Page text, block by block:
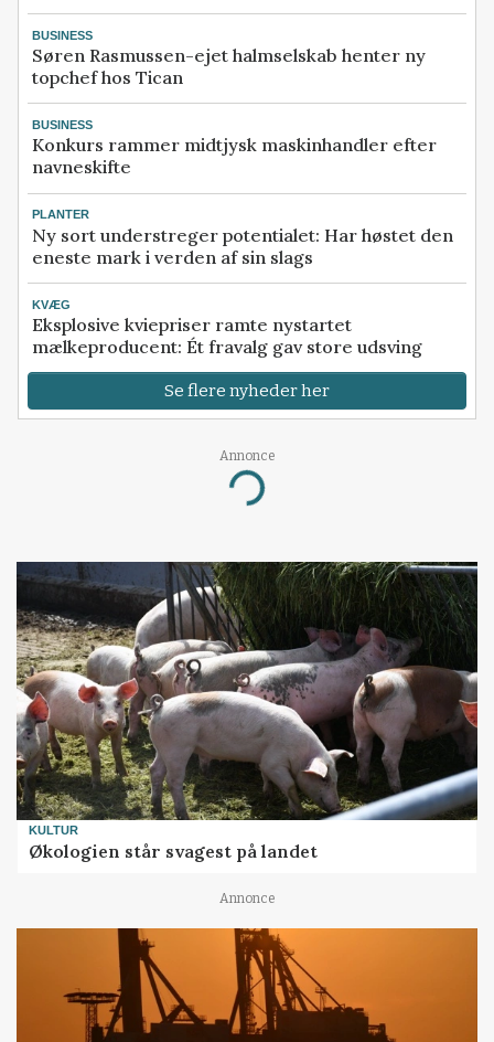
BUSINESS
Søren Rasmussen-ejet halmselskab henter ny
topchef hos Tican
BUSINESS
Konkurs rammer midtjysk maskinhandler efter
navneskifte
PLANTER
Ny sort understreger potentialet: Har høstet den
eneste mark i verden af sin slags
KVÆG
Eksplosive kviepriser ramte nystartet
mælkeproducent: Ét fravalg gav store udsving
Se flere nyheder her
Annonce
Loading...
KULTUR
Økologien står svagest på landet
Annonce